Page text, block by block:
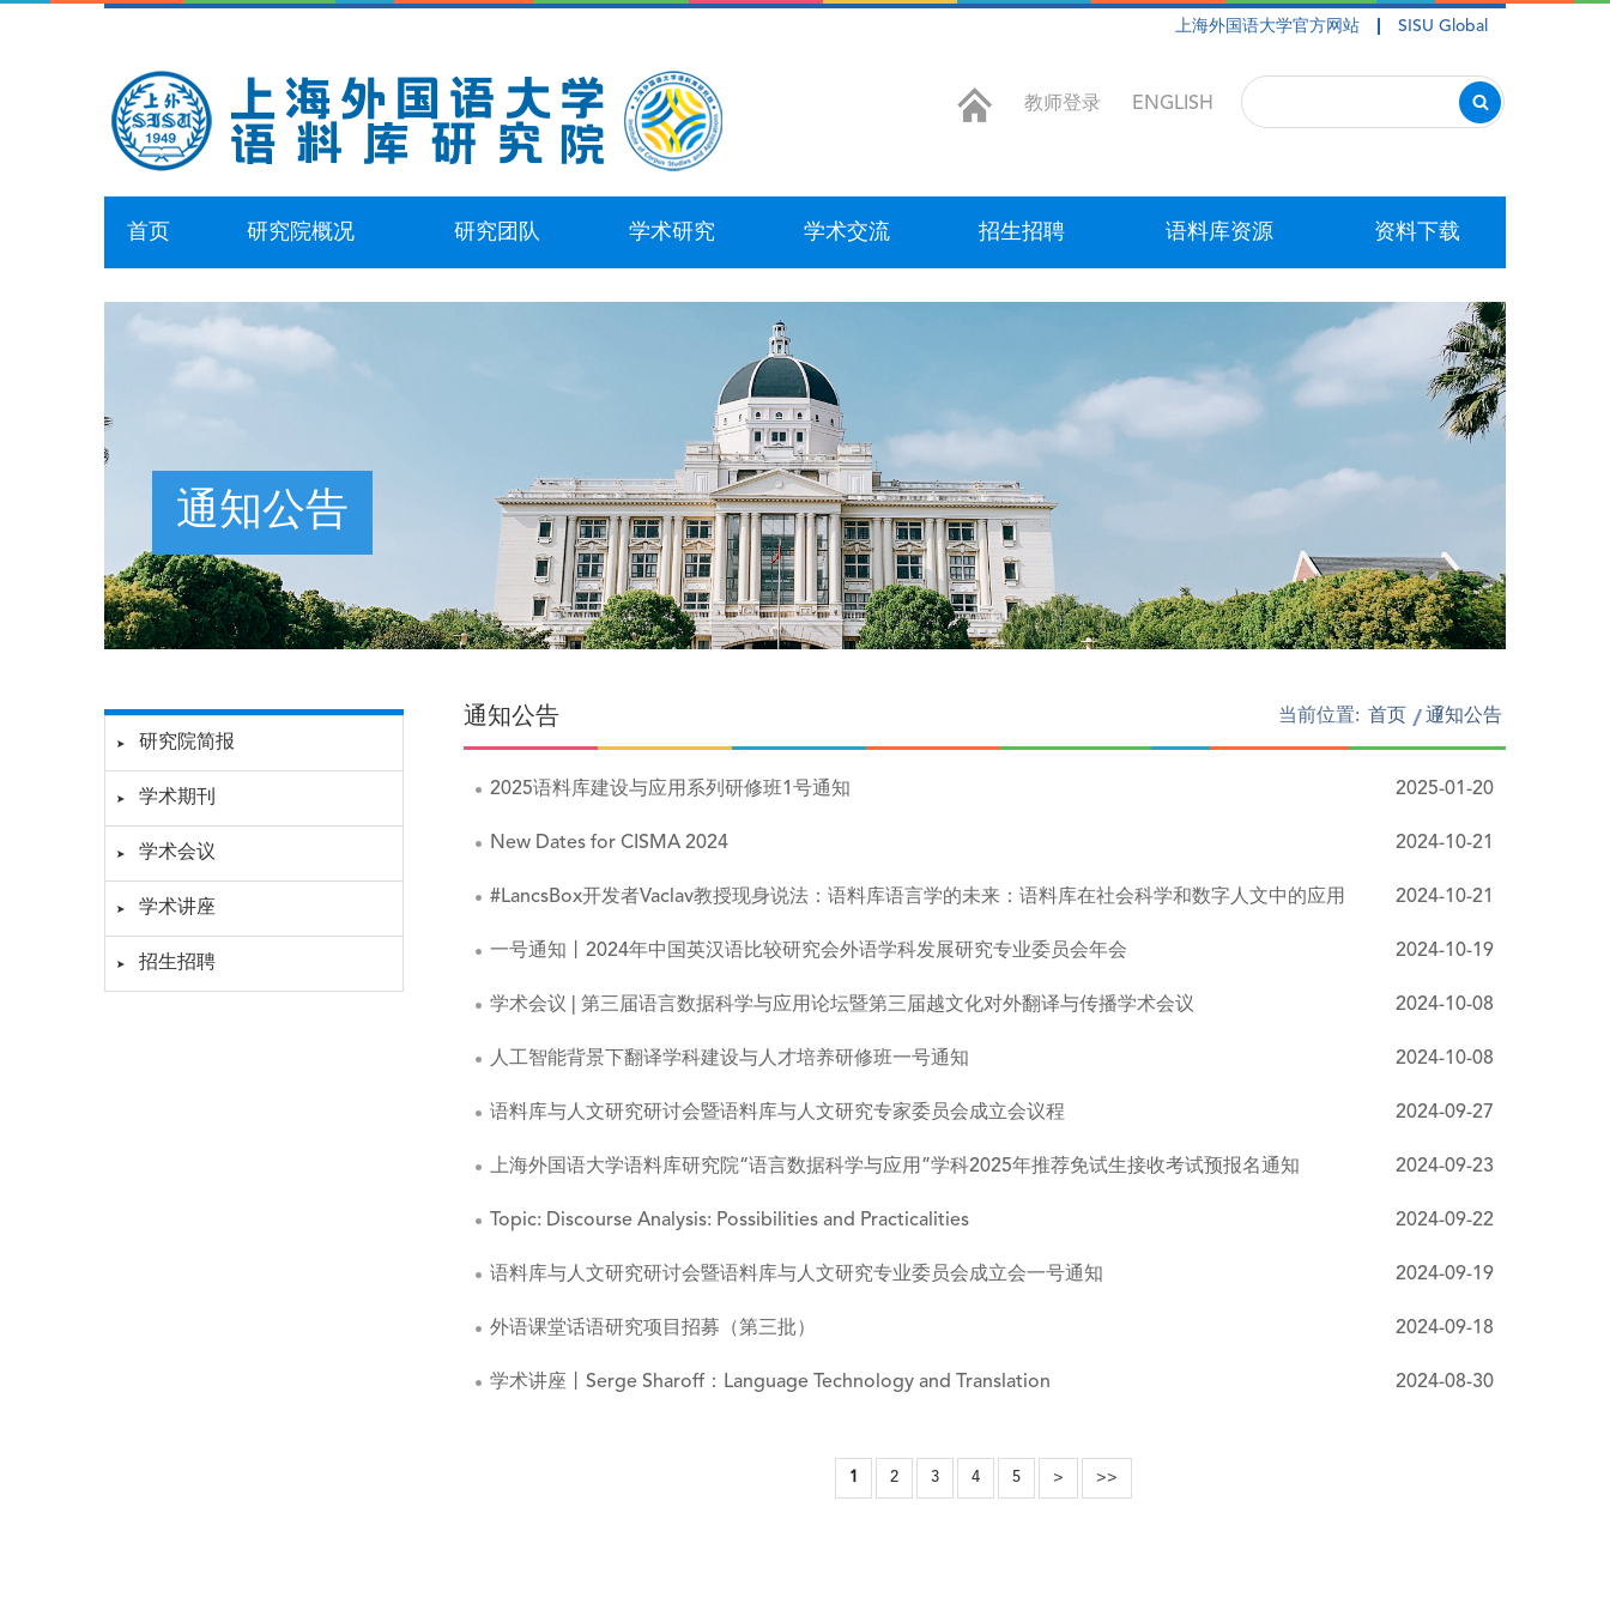
上海外国语大学官方网站 SISU Global
教师登录 ENGLISH
首页 研究院概况 研究团队 学术研究 学术交流 招生招聘 语料库资源 资料下载
通知公告
研究院简报
学术期刊
学术会议
学术讲座
招生招聘
通知公告 当前位置: 首页 /
通知公告
2025语料库建设与应用系列研修班1号通知 2025-01-20
New Dates for CISMA 2024 2024-10-21
#LancsBox开发者Vaclav教授现身说法：语料库语言学的未来：语料库在社会科学和数字人文中的应用 2024-10-21
一号通知丨2024年中国英汉语比较研究会外语学科发展研究专业委员会年会 2024-10-19
学术会议 | 第三届语言数据科学与应用论坛暨第三届越文化对外翻译与传播学术会议 2024-10-08
人工智能背景下翻译学科建设与人才培养研修班一号通知 2024-10-08
语料库与人文研究研讨会暨语料库与人文研究专家委员会成立会议程 2024-09-27
上海外国语大学语料库研究院“语言数据科学与应用”学科2025年推荐免试生接收考试预报名通知 2024-09-23
Topic: Discourse Analysis: Possibilities and Practicalities 2024-09-22
语料库与人文研究研讨会暨语料库与人文研究专业委员会成立会一号通知 2024-09-19
外语课堂话语研究项目招募（第三批） 2024-09-18
学术讲座丨Serge Sharoff：Language Technology and Translation 2024-08-30
1 2 3 4 5 > >>